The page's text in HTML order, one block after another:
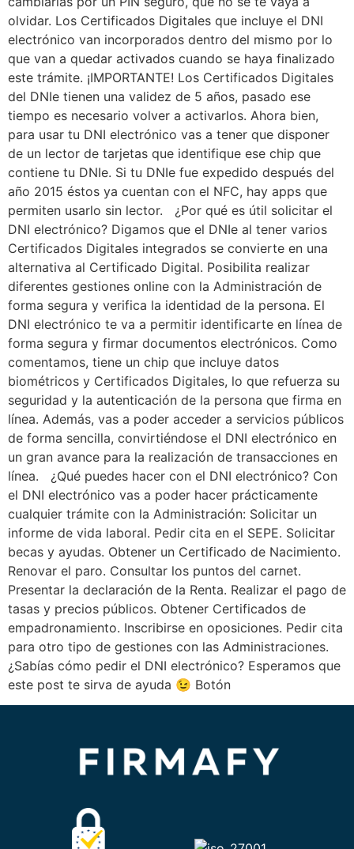
olvidar. Los Certificados Digitales que incluye el DNI
electrónico van incorporados dentro del mismo por lo
que van a quedar activados cuando se haya finalizado
este trámite. ¡IMPORTANTE! Los Certificados Digitales
del DNIe tienen una validez de 5 años, pasado ese
tiempo es necesario volver a activarlos. Ahora bien,
para usar tu DNI electrónico vas a tener que disponer
de un lector de tarjetas que identifique ese chip que
contiene tu DNIe. Si tu DNIe fue expedido después del
año 2015 éstos ya cuentan con el NFC, hay apps que
permiten usarlo sin lector. ¿Por qué es útil solicitar el
DNI electrónico? Digamos que el DNIe al tener varios
Certificados Digitales integrados se convierte en una
alternativa al Certificado Digital. Posibilita realizar
diferentes gestiones online con la Administración de
forma segura y verifica la identidad de la persona. El
DNI electrónico te va a permitir identificarte en línea de
forma segura y firmar documentos electrónicos. Como
comentamos, tiene un chip que incluye datos
biométricos y Certificados Digitales, lo que refuerza su
seguridad y la autenticación de la persona que firma en
línea. Además, vas a poder acceder a servicios públicos
de forma sencilla, convirtiéndose el DNI electrónico en
un gran avance para la realización de transacciones en
línea. ¿Qué puedes hacer con el DNI electrónico? Con
el DNI electrónico vas a poder hacer prácticamente
cualquier trámite con la Administración: Solicitar un
informe de vida laboral. Pedir cita en el SEPE. Solicitar
becas y ayudas. Obtener un Certificado de Nacimiento.
Renovar el paro. Consultar los puntos del carnet.
Presentar la declaración de la Renta. Realizar el pago de
tasas y precios públicos. Obtener Certificados de
empadronamiento. Inscribirse en oposiciones. Pedir cita
para otro tipo de gestiones con las Administraciones.
¿Sabías cómo pedir el DNI electrónico? Esperamos que
este post te sirva de ayuda 😉 Botón